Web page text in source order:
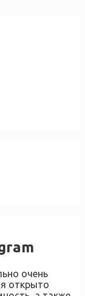
очень
открыто